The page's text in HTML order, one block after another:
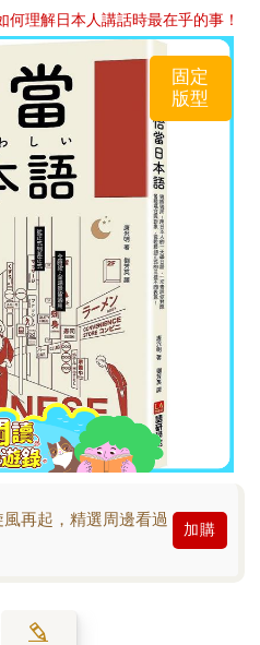
理解日本人講話時最在乎的事！
固定
版型
再起，精選周邊看過
加購